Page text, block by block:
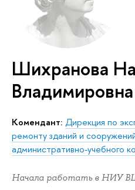
Шихранова
Владимировна
Комендант: Дирекция по
ремонту зданий и
административно-учебного
Начала работать в НИУ